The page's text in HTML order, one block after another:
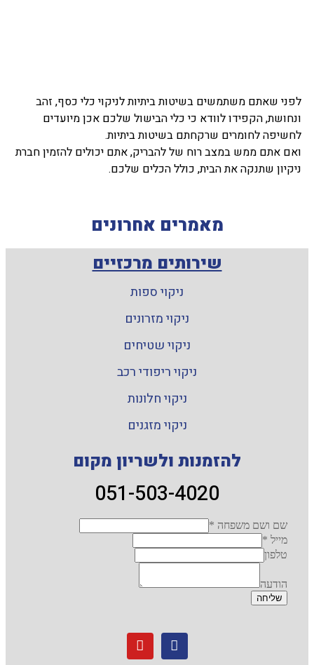
לפני שאתם משתמשים בשיטות ביתיות לניקוי כלי כסף, זהב
ונחושת, הקפידו לוודא כי כלי הבישול שלכם אכן מיועדים
לחשיפה לחומרים שרקחתם בשיטות ביתיות.
ואם אתם ממש במצב רוח של להבריק, אתם יכולים להזמין חברת
ניקיון שתנקה את הבית, כולל הכלים שלכם.
מאמרים אחרונים
שירותים מרכזיים
ניקוי ספות
ניקוי מזרונים
ניקוי שטיחים
ניקוי ריפודי רכב
ניקוי חלונות
ניקוי מזגנים
להזמנות ולשריון מקום
051-503-4020
שם ושם משפחה *
מייל *
טלפון
הודעה
שליחה